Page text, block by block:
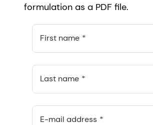
formulation as a PDF file.
First name
Last name
E-mail address